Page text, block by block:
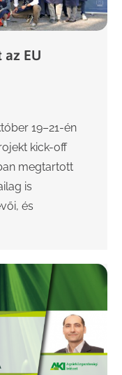
EU
19–21-én
kick-off
megtartott
is
és